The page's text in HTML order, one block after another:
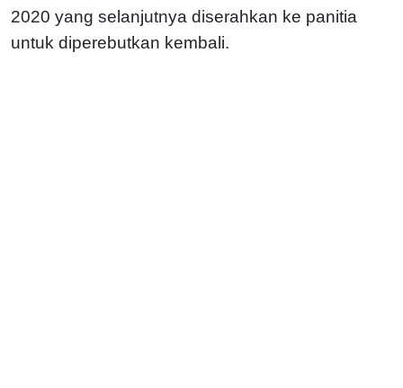
2020 yang selanjutnya diserahkan ke panitia
untuk diperebutkan kembali.